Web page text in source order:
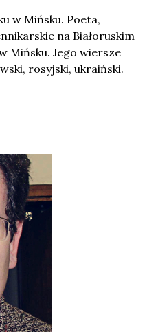
w Mińsku. Poeta,
na Białoruskim
Mińsku. Jego wiersze
rosyjski, ukraiński.